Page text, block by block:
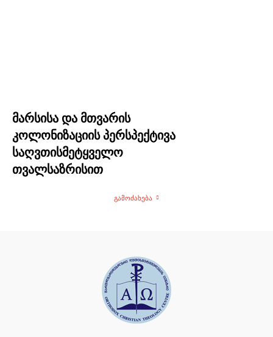
მარსისა და მთვარის
კოლონიზაციის პერსპექტივა
საღვთისმეტყველო
თვალსაზრისით
ᲒᲐᲛᲝᲫᲐᲮᲔᲑᲐ